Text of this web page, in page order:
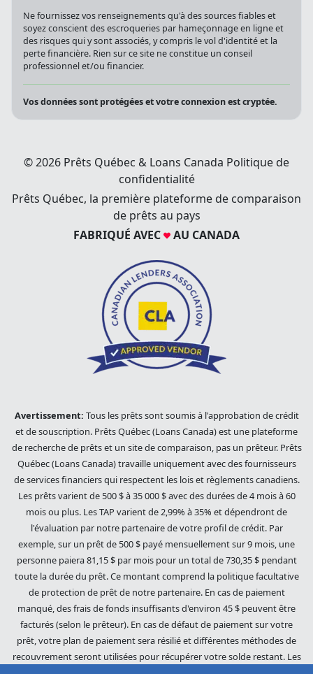
Ne fournissez vos renseignements qu'à des sources fiables et
soyez conscient des escroqueries par hameçonnage en ligne et
des risques qui y sont associés, y compris le vol d'identité et la
perte financière. Rien sur ce site ne constitue un conseil
© 2026 Prêts Québec & Loans Canada
confidentialité
Prêts Québec, la première plateforme de comparaison
de prêts au pays
Avertissement:Tous les prêts sont soumis à l'approbation de crédit
et de souscription. Prêts Québec (Loans Canada) est une plateforme
de recherche de prêts et un site de comparaison, pas un prêteur. Prêts
Québec (Loans Canada) travaille uniquement avec des fournisseurs
de services financiers qui respectent les lois et règlements canadiens.
Les prêts varient de 500 $ à 35 000 $ avec des durées de 4 mois à 60
mois ou plus. Les TAP varient de 2,99% à 35% et dépendront de
l'évaluation par notre partenaire de votre profil de crédit. Par
exemple, sur un prêt de 500 $ payé mensuellement sur 9 mois, une
personne paiera 81,15 $ par mois pour un total de 730,35 $ pendant
toute la durée du prêt. Ce montant comprend la politique facultative
de protection de prêt de notre partenaire. En cas de paiement
manqué, des frais de fonds insuffisants d'environ 45 $ peuvent être
facturés (selon le prêteur). En cas de défaut de paiement sur votre
prêt, votre plan de paiement sera résilié et différentes méthodes de